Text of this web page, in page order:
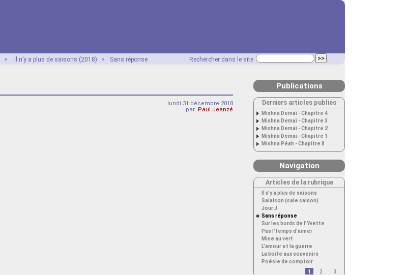
Rechercher dans le site
> Il n’y a plus de saisons (2018) > Sans réponse
lundi 31 décembre 2018
par Paul Jeanzé
Publications
Derniers articles publiés
Mishna Demaï - Chapitre 4
Mishna Demaï - Chapitre 3
Mishna Demaï - Chapitre 2
Mishna Demaï - Chapitre 1
Mishna Péah - Chapitre 8
Navigation
Articles de la rubrique
Il n’y a plus de saisons
Salaison (sale saison)
Jour J
Sans réponse
Sur les bords de l’Yvette
Pas l’temps d’aimer
Mise au vert
L’amour et la guerre
La boîte aux souvenirs
Poésie de comptoir
1
2 3